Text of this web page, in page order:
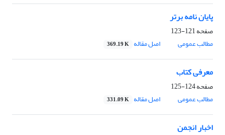
پایان نامه برتر
صفحه121-123
مطالب عمومی
اصل مقاله 369.19 K
معرفی کتاب
صفحه124-125
مطالب عمومی
اصل مقاله 331.09 K
اخبار انجمن